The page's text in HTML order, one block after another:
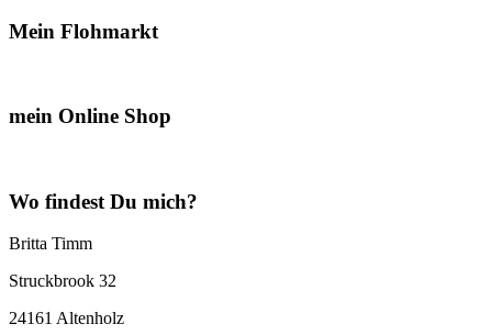
Mein Flohmarkt
mein Online Shop
Wo findest Du mich?
Britta Timm
Struckbrook 32
24161 Altenholz